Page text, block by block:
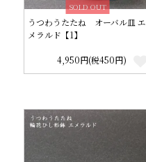
SOLD OUT
うつわうたたね オーバル皿 エ
メラルド【1】
4,950円(税450円)